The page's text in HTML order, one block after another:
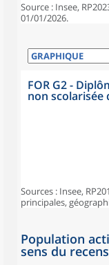
Source : Insee,
01/01/2026.
FOR G2 -
non scolarisée
Sources : Insee,
principales,
Population
sens du